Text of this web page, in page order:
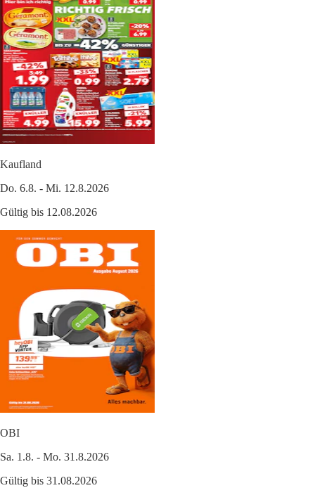
Kaufland
Do. 6.8. - Mi. 12.8.2026
Gültig bis 12.08.2026
OBI
Sa. 1.8. - Mo. 31.8.2026
Gültig bis 31.08.2026